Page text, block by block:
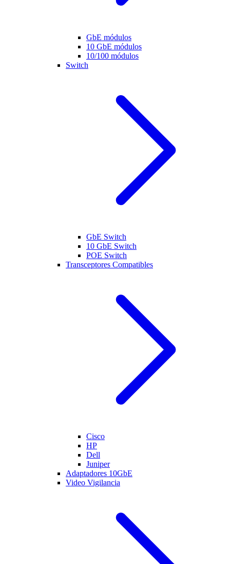
GbE módulos
10 GbE módulos
10/100 módulos
Switch
GbE Switch
10 GbE Switch
POE Switch
Transceptores Compatibles
Cisco
HP
Dell
Juniper
Adaptadores 10GbE
Video Vigilancia